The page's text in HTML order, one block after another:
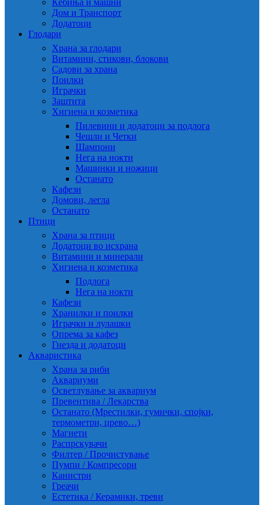
Ќебиња и машни
Дом и Транспорт
Додатоци
Глодари
Храна за глодари
Витамини, стикови, блокови
Садови за храна
Поилки
Играчки
Заштита
Хигиена и козметика
Пилевини и додатоци за подлога
Чешли и Четки
Шампони
Нега на нокти
Машинки и ножици
Останато
Кафези
Домови, легла
Останато
Птици
Храна за птици
Додатоци во исхрана
Витамини и минерали
Хигиена и козметика
Подлога
Нега на нокти
Кафези
Хранилки и поилки
Играчки и лулашки
Опрема за кафез
Гнезда и додатоци
Акваристика
Храна за риби
Аквариуми
Осветлување за аквариум
Превентива / Лекарства
Останато (Мрестилки, гумички, спојки,
термометри, црево…)
Магнети
Распрскувачи
Филтер / Прочистување
Пумпи / Компресори
Канистри
Греачи
Естетика / Керамики, треви